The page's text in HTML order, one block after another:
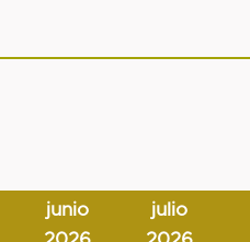
junio
julio